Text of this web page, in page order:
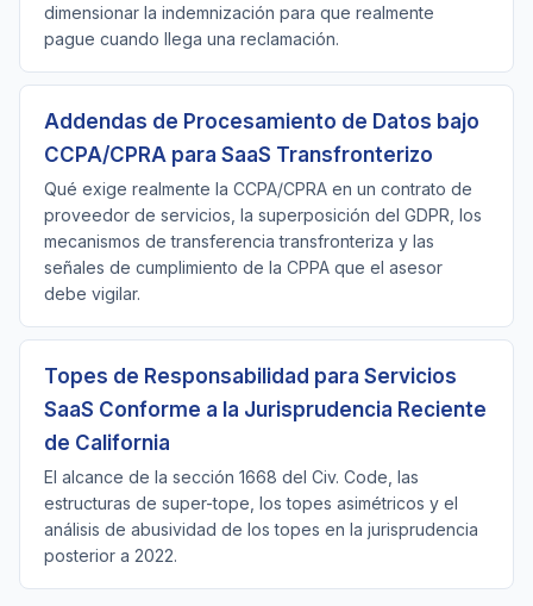
dimensionar la indemnización para que realmente
pague cuando llega una reclamación.
Addendas de Procesamiento de Datos bajo
CCPA/CPRA para SaaS Transfronterizo
Qué exige realmente la CCPA/CPRA en un contrato de
proveedor de servicios, la superposición del GDPR, los
mecanismos de transferencia transfronteriza y las
señales de cumplimiento de la CPPA que el asesor
debe vigilar.
Topes de Responsabilidad para Servicios
SaaS Conforme a la Jurisprudencia Reciente
de California
El alcance de la sección 1668 del Civ. Code, las
estructuras de super-tope, los topes asimétricos y el
análisis de abusividad de los topes en la jurisprudencia
posterior a 2022.